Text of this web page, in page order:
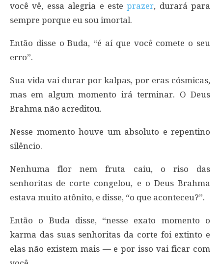
você vê, essa alegria e esteprazer, durará para
sempre porque eu sou imortal.
Então disse o Buda, “é aí que você comete o seu
erro”.
Sua vida vai durar por kalpas, por eras cósmicas,
mas em algum momento irá terminar. O Deus
Brahma não acreditou.
Nesse momento houve um absoluto e repentino
silêncio.
Nenhuma flor nem fruta caiu, o riso das
senhoritas de corte congelou, e o Deus Brahma
estava muito atônito, e disse, “o que aconteceu?”.
Então o Buda disse, “nesse exato momento o
karma das suas senhoritas da corte foi extinto e
elas não existem mais — e por isso vai ficar com